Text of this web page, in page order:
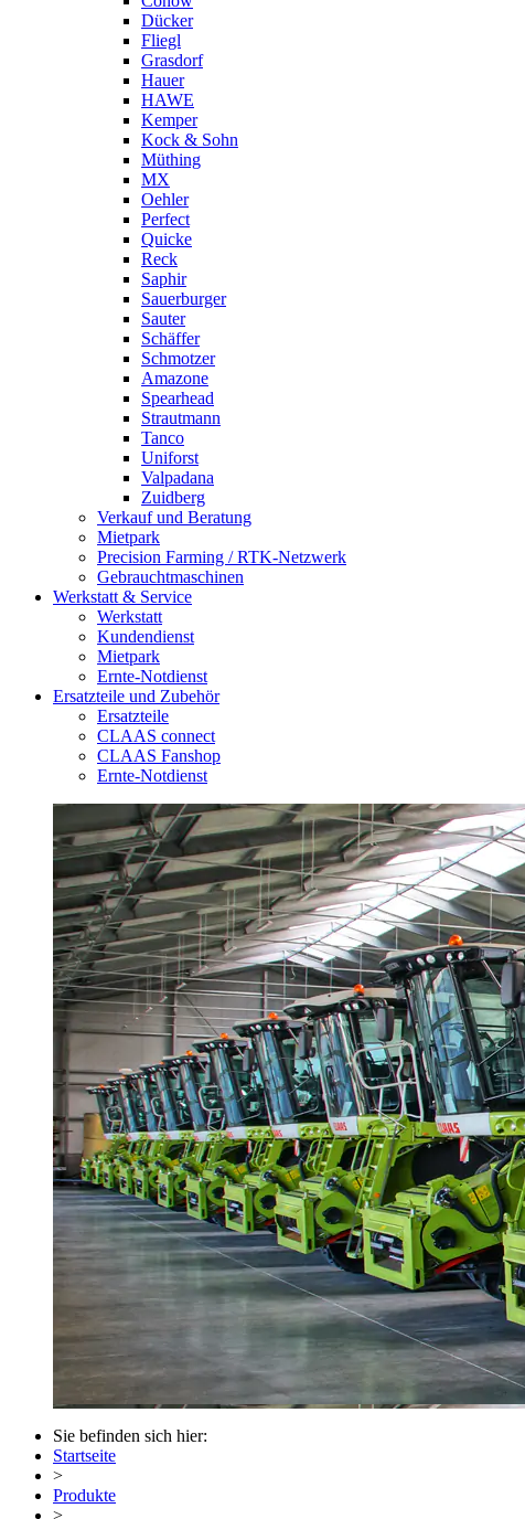
Dücker
Fliegl
Grasdorf
Hauer
HAWE
Kemper
Kock & Sohn
Müthing
MX
Oehler
Perfect
Quicke
Reck
Saphir
Sauerburger
Sauter
Schäffer
Schmotzer
Amazone
Spearhead
Strautmann
Tanco
Uniforst
Valpadana
Zuidberg
Verkauf und Beratung
Mietpark
Precision Farming / RTK-Netzwerk
Gebrauchtmaschinen
Werkstatt & Service
Werkstatt
Kundendienst
Mietpark
Ernte-Notdienst
Ersatzteile und Zubehör
Ersatzteile
CLAAS connect
CLAAS Fanshop
Ernte-Notdienst
Sie befinden sich hier:
Startseite
>
Produkte
>